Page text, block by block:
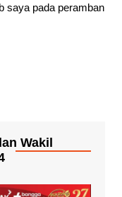
saya pada peramban
Wakil